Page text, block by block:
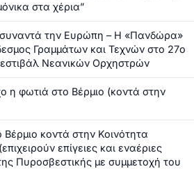
στα χέρια”
την Ευρώπη – Η «Πανδώρα»
Γραμμάτων και Τεχνών στο 27ο
Νεανικών Ορχηστρών
η φωτιά στο Βέρμιο (κοντά στην
κοντά στην Κοινότητα
επίγειες και εναέριες
Πυροσβεστικής με συμμετοχή του